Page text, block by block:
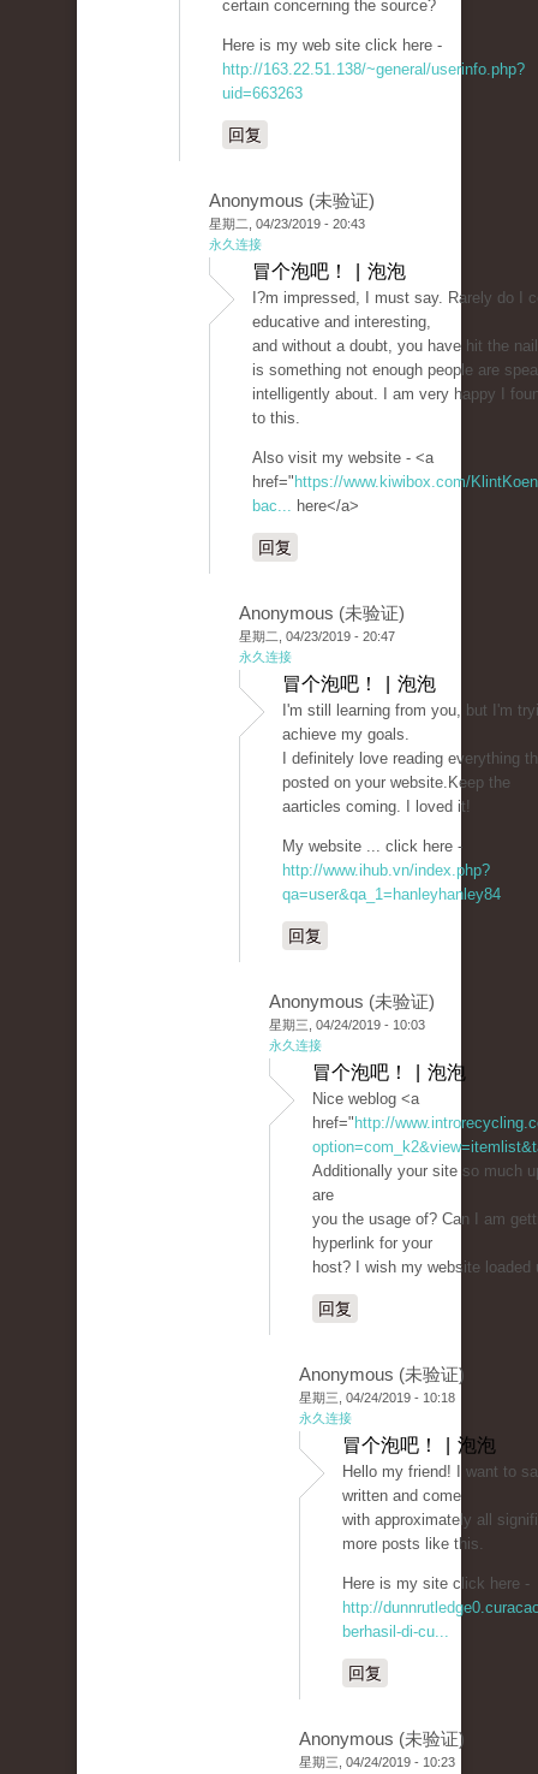
certain concerning the source?
Here is my web site click here -
http://163.22.51.138/~general/userinfo.php?
uid=663263
回复
Anonymous (未验证)
星期二, 04/23/2019 - 20:43
永久连接
冒个泡吧！ | 泡泡
I?m impressed, I must say. Rarely do I
educative and interesting,
and without a doubt, you have hit the
is something not enough people are
intelligently about. I am very happy I
to this.
Also visit my website - <a
href=" https://www.kiwibox.com/
bac... here</a>
回复
Anonymous (未验证)
星期二, 04/23/2019 - 20:47
永久连接
冒个泡吧！ | 泡泡
I'm still learning from you, but I'm
achieve my goals.
I definitely love reading everything
posted on your website.Keep the
aarticles coming. I loved it!
My website ... click here -
http://www.ihub.vn/index.php?
qa=user&qa_1=hanleyhanley84
回复
Anonymous (未验证)
星期三, 04/24/2019 - 10:03
永久连接
冒个泡吧！ | 泡泡
Nice weblog <a
href=" http://
Additionally your site so much
are
you the usage of? Can I am
hyperlink for your
host? I wish my website
回复
Anonymous (未验证)
星期三, 04/24/2019 - 10:18
永久连接
冒个泡吧！ | 泡泡
Hello my friend! I want to
written and come
with approximately all
more posts like this.
Here is my site click here -
http://
berhasil-di-cu...
回复
Anonymous (未验证)
星期三, 04/24/2019 - 10:23